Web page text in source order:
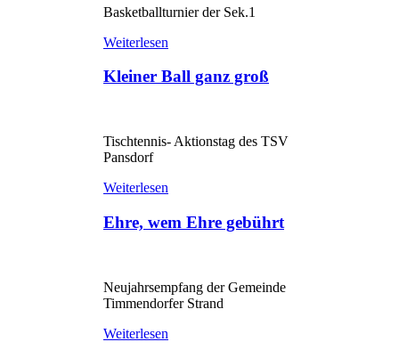
Basketballturnier der Sek.1
Weiterlesen
Kleiner Ball ganz groß
Tischtennis- Aktionstag des TSV
Pansdorf
Weiterlesen
Ehre, wem Ehre gebührt
Neujahrsempfang der Gemeinde
Timmendorfer Strand
Weiterlesen